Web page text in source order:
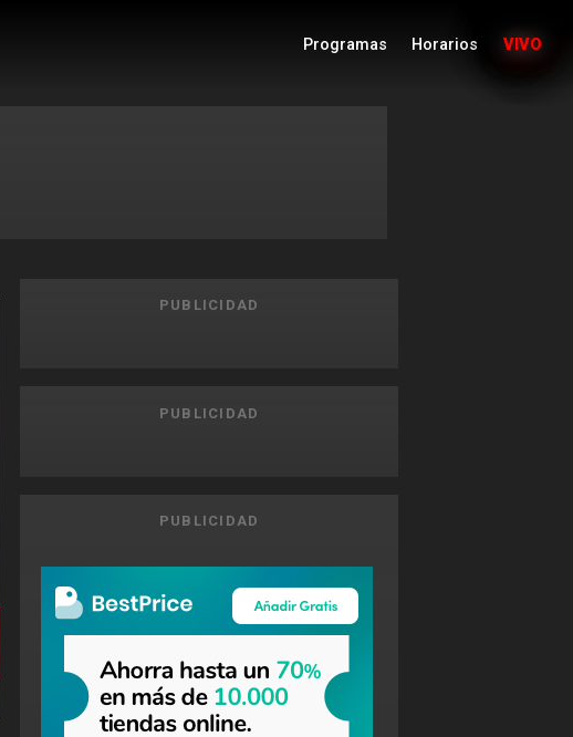
Programas Horarios VIVO
PUBLICIDAD
PUBLICIDAD
PUBLICIDAD